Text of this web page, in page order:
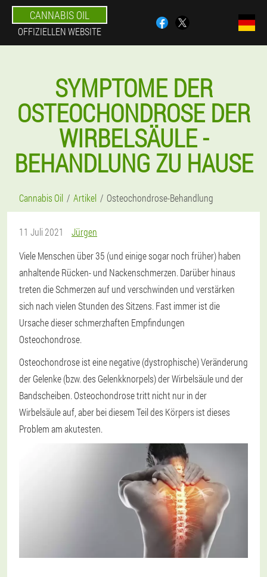
CANNABIS OIL
OFFIZIELLEN WEBSITE
SYMPTOME DER
OSTEOCHONDROSE DER
WIRBELSÄULE -
BEHANDLUNG ZU HAUSE
Cannabis Oil Artikel Osteochondrose-Behandlung
11 Juli 2021
Jürgen
Viele Menschen über 35 (und einige sogar noch früher) haben
anhaltende Rücken- und Nackenschmerzen. Darüber hinaus
treten die Schmerzen auf und verschwinden und verstärken
sich nach vielen Stunden des Sitzens. Fast immer ist die
Ursache dieser schmerzhaften Empfindungen
Osteochondrose.
Osteochondrose ist eine negative (dystrophische) Veränderung
der Gelenke (bzw. des Gelenkknorpels) der Wirbelsäule und der
Bandscheiben. Osteochondrose tritt nicht nur in der
Wirbelsäule auf, aber bei diesem Teil des Körpers ist dieses
Problem am akutesten.